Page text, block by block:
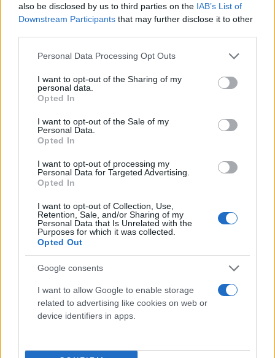
also be disclosed by us to third parties on the IAB’s List of
Downstream Participants that may further disclose it to other
Please note that this website/app uses one or more Google
not limited to your visit or usage behaviour. You may click to
grant or deny consent to Google and its third-party tags to
use your data for below specified purposes in below Google
consent section.
Personal Data Processing Opt Outs
I want to opt-out of the Sharing of my
personal data.
Opted In
I want to opt-out of the Sale of my
Personal Data.
Opted In
I want to opt-out of processing my
Personal Data for Targeted Advertising.
Opted In
I want to opt-out of Collection, Use,
Retention, Sale, and/or Sharing of my
Personal Data that Is Unrelated with the
Purposes for which it was collected.
Opted Out
Google consents
I want to allow Google to enable storage
related to advertising like cookies on web or
device identifiers in apps.
Βρίσκεται σε μηχανική υποστήριξη, με την αντλία